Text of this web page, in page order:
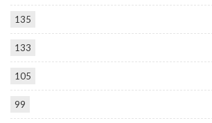
135
133
105
99